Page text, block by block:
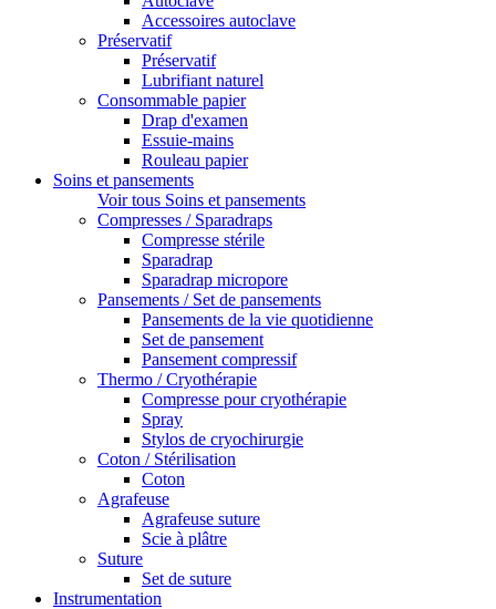
Accessoires autoclave
Préservatif
Préservatif
Lubrifiant naturel
Consommable papier
Drap d'examen
Essuie-mains
Rouleau papier
Soins et pansements
Voir tous Soins et pansements
Compresses / Sparadraps
Compresse stérile
Sparadrap
Sparadrap micropore
Pansements / Set de pansements
Pansements de la vie quotidienne
Set de pansement
Pansement compressif
Thermo / Cryothérapie
Compresse pour cryothérapie
Spray
Stylos de cryochirurgie
Coton / Stérilisation
Coton
Agrafeuse
Agrafeuse suture
Scie à plâtre
Suture
Set de suture
Instrumentation